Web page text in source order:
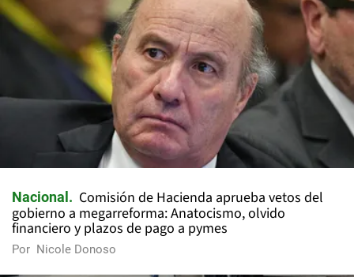
Nacional
Comisión de Hacienda aprueba vetos del
gobierno a megarreforma: Anatocismo, olvido
financiero y plazos de pago a pymes
Por Nicole Donoso